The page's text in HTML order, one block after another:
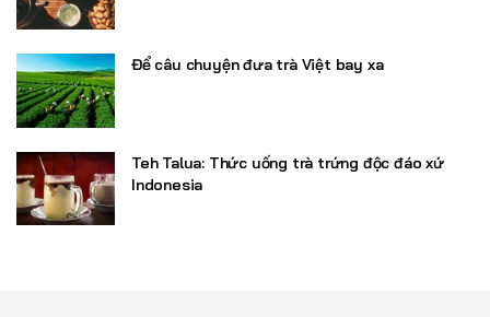
Để câu chuyện đưa trà Việt bay xa
Teh Talua: Thức uống trà trứng độc đáo xứ
Indonesia